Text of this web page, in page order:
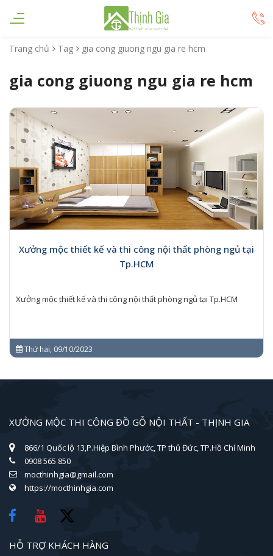
Trang chủ Tag gia cong giuong ngu gia re hcm
gia cong giuong ngu gia re hcm
Xưởng mộc thiết kế và thi công nội thất phòng ngủ tại
Tp.HCM
Xưởng mộc thiết kế và thi công nội thất phòng ngủ tại Tp.HCM
Thứ hai, 09/10/2023
XƯỞNG MỘC THI CÔNG ĐỒ GỖ NỘI THẤT - THỊNH GIA
866/1 Quốc lộ 13,P.Hiệp Bình Phước, TP thủ Đức, TP.Hồ Chí Minh
0908 565 850
mocthinhgia@gmail.com
https://mocthinhgia.com
HỖ TRỢ KHÁCH HÀNG